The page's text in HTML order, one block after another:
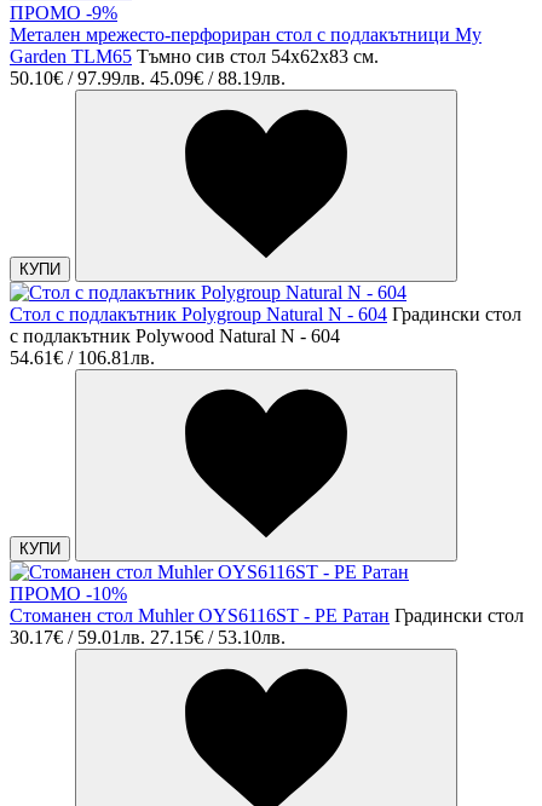
ПРОМО -9%
Метален мрежесто-перфориран стол с подлакътници My
Garden TLM65 Тъмно сив стол 54x62x83 см.
50.10€ / 97.99лв. 45.09€ / 88.19лв.
КУПИ
Стол с подлакътник Polygroup Natural N - 604 Градински стол
с подлакътник Polywood Natural N - 604
54.61€ / 106.81лв.
КУПИ
ПРОМО -10%
Стоманен стол Muhler OYS6116ST - PE Ратан Градински стол
30.17€ / 59.01лв. 27.15€ / 53.10лв.